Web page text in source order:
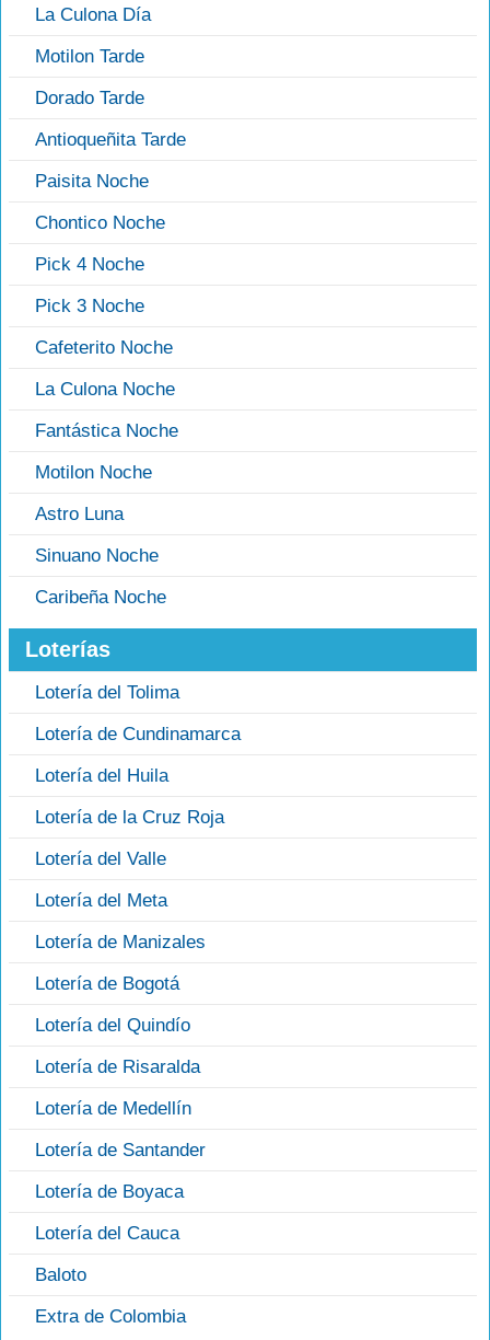
La Culona Día
Motilon Tarde
Dorado Tarde
Antioqueñita Tarde
Paisita Noche
Chontico Noche
Pick 4 Noche
Pick 3 Noche
Cafeterito Noche
La Culona Noche
Fantástica Noche
Motilon Noche
Astro Luna
Sinuano Noche
Caribeña Noche
Loterías
Lotería del Tolima
Lotería de Cundinamarca
Lotería del Huila
Lotería de la Cruz Roja
Lotería del Valle
Lotería del Meta
Lotería de Manizales
Lotería de Bogotá
Lotería del Quindío
Lotería de Risaralda
Lotería de Medellín
Lotería de Santander
Lotería de Boyaca
Lotería del Cauca
Baloto
Extra de Colombia